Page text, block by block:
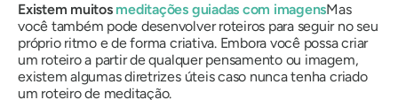
Existem muitos meditações guiadas com imagensMas
você também pode desenvolver roteiros para seguir no seu
próprio ritmo e de forma criativa. Embora você possa criar
um roteiro a partir de qualquer pensamento ou imagem,
existem algumas diretrizes úteis caso nunca tenha criado
um roteiro de meditação.